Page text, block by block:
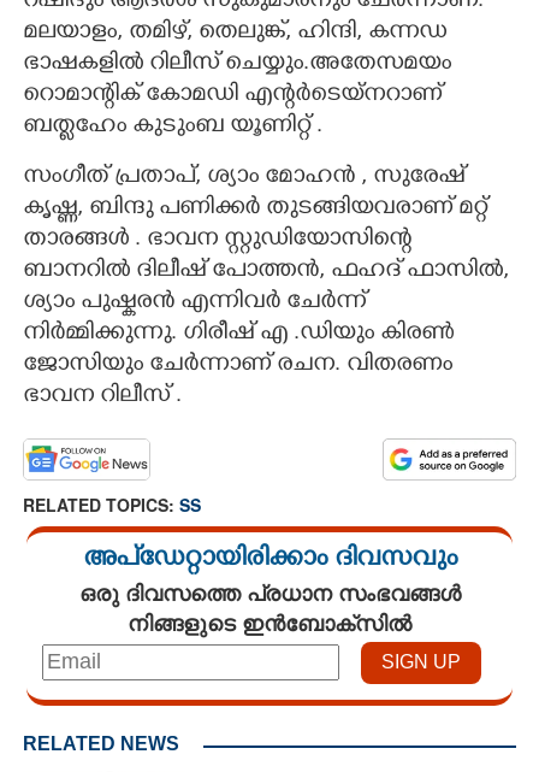
മലയാളം, തമിഴ്, തെലുങ്ക്, ഹിന്ദി, കന്നഡ
ഭാഷകളിൽ റിലീസ് ചെയ്യും.അതേസമയം
റൊമാന്റിക് കോമഡി എന്റർടെയ്നറാണ്
ബത്ലഹേം കുടുംബ യൂണിറ്റ് .
സംഗീത് പ്രതാപ്,​ ശ്യാം മോഹൻ ,​ സുരേഷ്
കൃഷ്ണ,​ ബിന്ദു പണിക്കർ തുടങ്ങിയവരാണ് മറ്റ്
താരങ്ങൾ . ഭാവന സ്റ്റുഡിയോസിന്റെ
ബാനറിൽ ദിലീഷ് പോത്തൻ, ഫഹദ് ഫാസിൽ,
ശ്യാം പുഷ്കരൻ എന്നിവർ ചേർന്ന്
നിർമ്മിക്കുന്നു. ഗിരീഷ് എ .ഡിയും കിരൺ
ജോസിയും ചേർന്നാണ് രചന. വിതരണം
ഭാവന റിലീസ് .
RELATED TOPICS: SS
അപ്ഡേറ്റായിരിക്കാം ദിവസവും
ഒരു ദിവസത്തെ പ്രധാന സംഭവങ്ങൾ
നിങ്ങളുടെ ഇൻബോക്സിൽ
RELATED NEWS